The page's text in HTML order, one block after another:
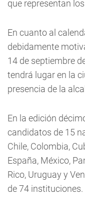
que representan
En cuanto al
debidamente
14 de septiembre
tendrá lugar en la
presencia de la
En la edición
candidatos de 15
Chile, Colombia,
España, México,
Rico, Uruguay y
de 74 instituciones.